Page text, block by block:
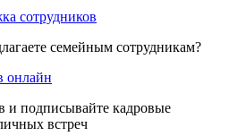
сотрудников
семейным сотрудникам?
онлайн
и подписывайте кадровые
встреч